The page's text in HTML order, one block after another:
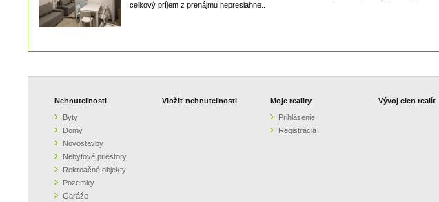
celkový príjem z prenájmu nepresiahne..
Nehnuteľnosti
Byty
Domy
Novostavby
Nebytové priestory
Rekreačné objekty
Pozemky
Garáže
Vložiť nehnuteľnosti
Moje reality
Prihlásenie
Registrácia
Vývoj cien realít